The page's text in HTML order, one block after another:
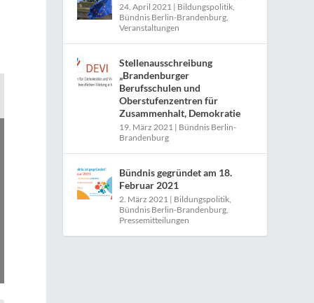
24. April 2021 | Bildungspolitik
Bündnis Berlin-Brandenburg
Veranstaltungen
Stellenausschreibung
„Brandenburger
Berufsschulen und
Oberstufenzentren für
Zusammenhalt, Demokratie
19. März 2021 | Bündnis Berlin-
Brandenburg
Bündnis gegründet am 18.
Februar 2021
2. März 2021 | Bildungspolitik
Bündnis Berlin-Brandenburg
Pressemitteilungen